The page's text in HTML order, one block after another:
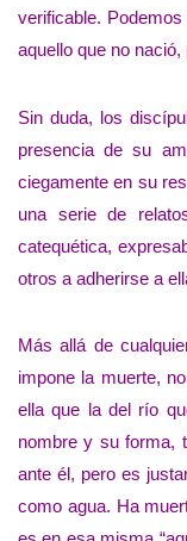
verificable.
aquello que no
Sin duda, los
presencia de su
ciegamente en su
una serie de
catequética,
otros a adherirse a
Más allá de
impone la muerte,
ella que la del río
nombre y su forma,
ante él, pero es
como agua. Ha